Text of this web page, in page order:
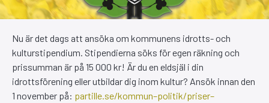
Nu är det dags att ansöka om kommunens idrotts- och
kulturstipendium. Stipendierna söks för egen räkning och
prissumman är på 15 000 kr! Är du en eldsjäl i din
idrottsförening eller utbildar dig inom kultur? Ansök innan den
1 november på: partille.se/kommun–politik/priser–